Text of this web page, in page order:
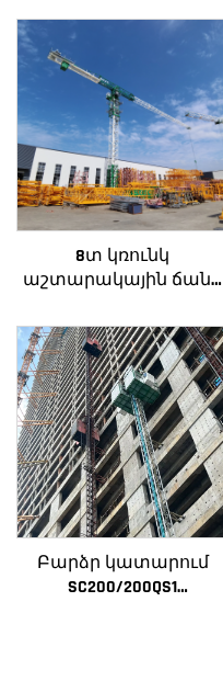
8տ կռունկ
աշտարակային ճանկ
մրցունակ գնով
Բարձր կատարում
SC200/200QS1